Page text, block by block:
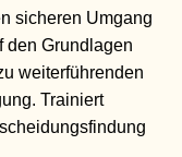
sicheren Umgang
den Grundlagen
weiterführenden
Trainiert